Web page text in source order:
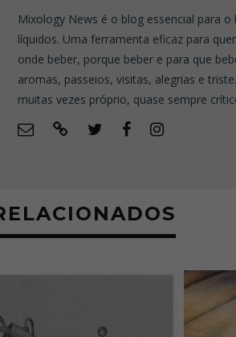
Mixology News é o blog essencial para
líquidos. Uma ferramenta eficaz para
onde beber, porque beber e para que
aromas, passeios, visitas, alegrias e
muitas vezes próprio, quase sempre